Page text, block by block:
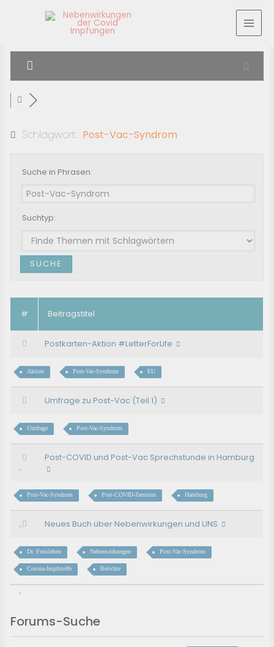
Schlagwort: Post-Vac-Syndrom
Suche in Phrasen:
Suchtyp:
# Beitragstitel
Postkarten-Aktion #LetterForLife
Aktion Post-Vac-Syndrom EU
Umfrage zu Post-Vac (Teil 1)
Umfrage Post-Vac-Syndrom
Post-COVID und Post-Vac Sprechstunde in Hamburg
Post-Vac-Syndrom Post-COVID-Zentrum Hamburg
Neues Buch über Nebenwirkungen und UNS
Dr. Freisleben Nebenwirkungen Post-Vac-Syndrom
Corona-Impfstoffe Berichte
Forums-Suche